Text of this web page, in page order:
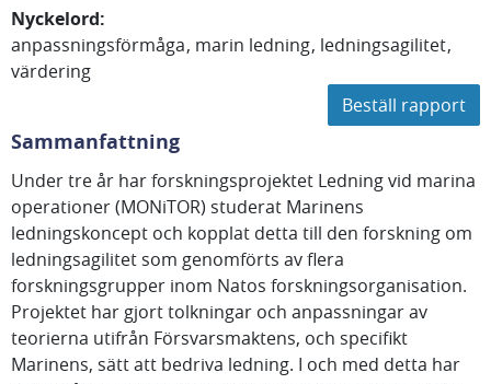
Nyckelord:
anpassningsförmåga marin ledning ledningsagilitet
värdering
Beställ rapport
Sammanfattning
Under tre år har forskningsprojektet Ledning vid marina
operationer (MONiTOR) studerat Marinens
ledningskoncept och kopplat detta till den forskning om
ledningsagilitet som genomförts av flera
forskningsgrupper inom Natos forskningsorganisation.
Projektet har gjort tolkningar och anpassningar av
teorierna utifrån Försvarsmaktens, och specifikt
Marinens, sätt att bedriva ledning. I och med detta har